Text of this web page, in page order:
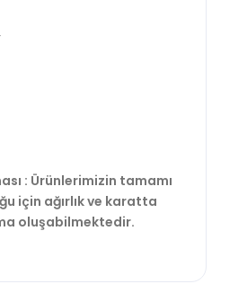
: Ürünlerimizin tamamı
için ağırlık ve karatta
oluşabilmektedir.